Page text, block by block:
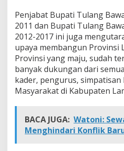
Penjabat Bupati Tulang
2011 dan Bupati Tulang
2012-2017 ini juga
upaya membangun Provinsi
Provinsi yang maju, sudah
banyak dukungan dari
kader, pengurus, simpatisan
Masyarakat di Kabupaten
BACA JUGA: Watoni:
Menghindari Konflik